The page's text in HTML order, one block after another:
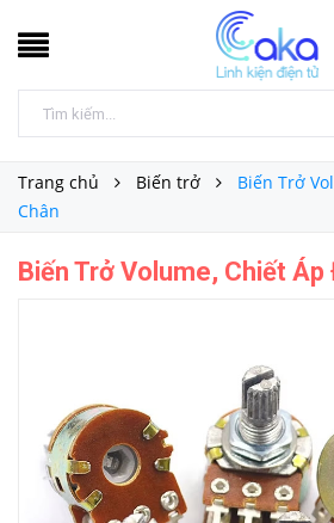
Trang chủ Biến trở
Biến Trở
Chân
Biến Trở Volume, Chiết Áp